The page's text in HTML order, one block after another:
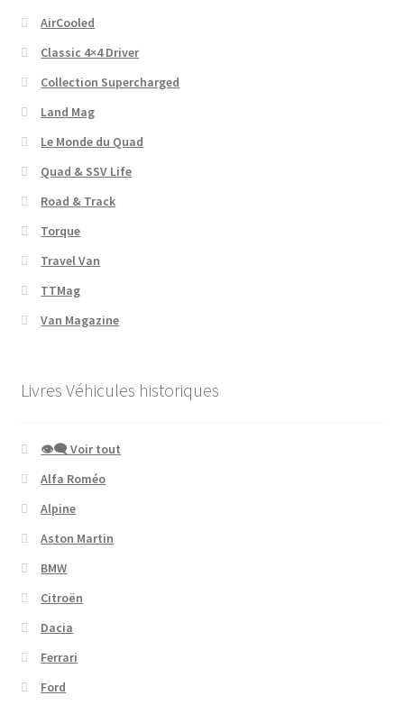
AirCooled
Classic 4×4 Driver
Collection Supercharged
Land Mag
Le Monde du Quad
Quad & SSV Life
Road & Track
Torque
Travel Van
TTMag
Van Magazine
Livres Véhicules historiques
👁‍🗨 Voir tout
Alfa Roméo
Alpine
Aston Martin
BMW
Citroën
Dacia
Ferrari
Ford